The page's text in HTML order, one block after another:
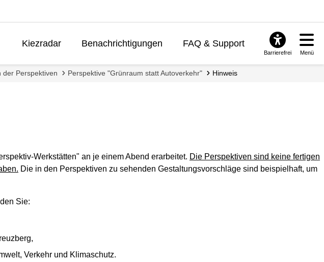
Kiezradar Benachrichtigungen FAQ & Support
Barrierefrei Menü
der Perspektiven Perspektive "Grünraum statt Autoverkehr" Hinweis
Werkstätten" an je einem Abend erarbeitet. Die Perspektiven sind keine fertigen
Die in den Perspektiven zu sehenden Gestaltungsvorschläge sind beispielhaft, um
Sie:
Verkehr und Klimaschutz.